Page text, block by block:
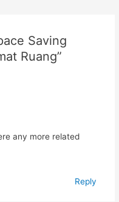
Saving
Ruang”
any more related
Reply